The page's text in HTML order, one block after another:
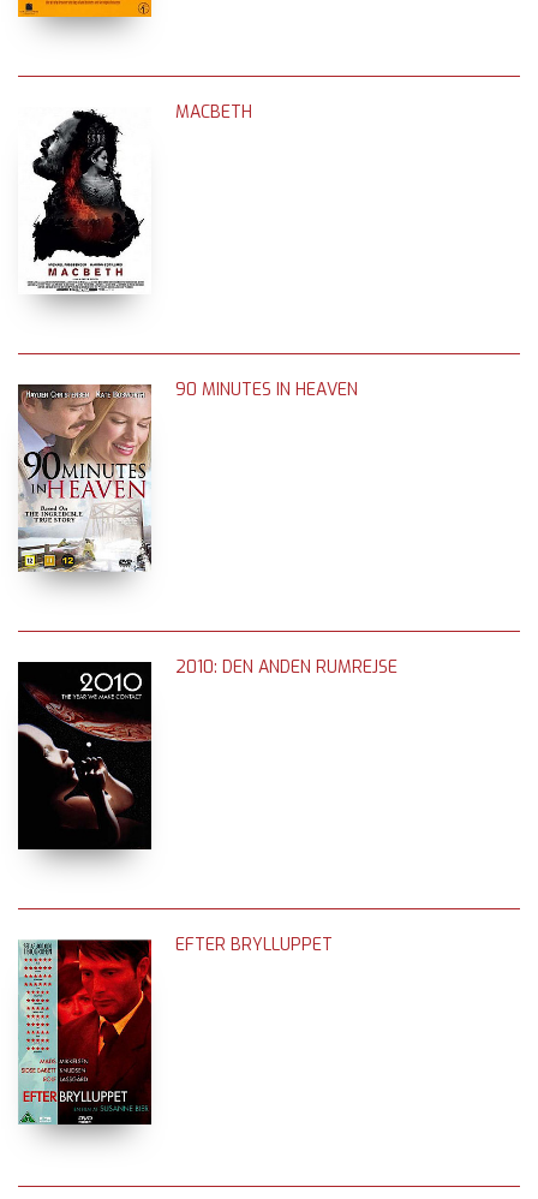
MACBETH
90 MINUTES IN HEAVEN
2010: DEN ANDEN RUMREJSE
EFTER BRYLLUPPET